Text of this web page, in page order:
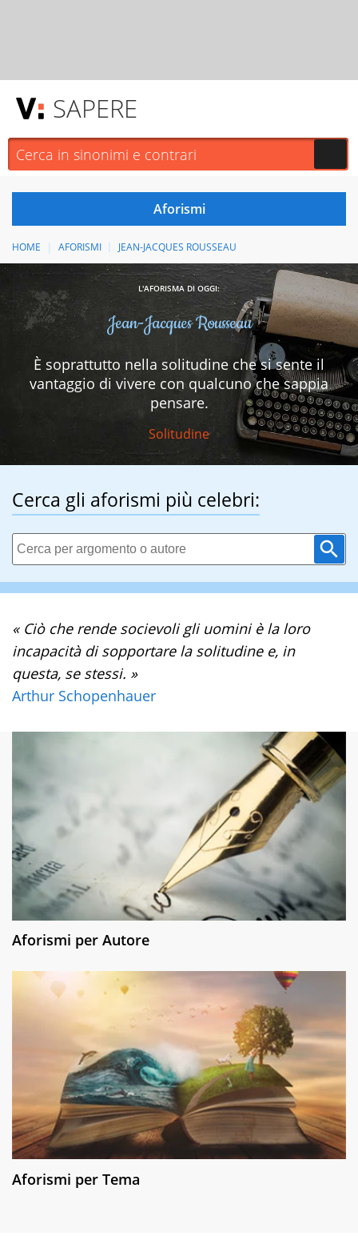
SAPERE
HOME AFORISMI JEAN-JACQUES ROUSSEAU
L'AFORISMA DI OGGI:
Jean-Jacques Rousseau
È soprattutto nella solitudine che si sente il
vantaggio di vivere con qualcuno che sappia
pensare.
Solitudine
Cerca gli aforismi più celebri:
« Ciò che rende socievoli gli uomini è la loro
incapacità di sopportare la solitudine e, in
questa, se stessi. »
Arthur Schopenhauer
Aforismi per Autore
Aforismi per Tema